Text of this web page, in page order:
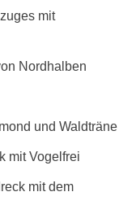
mit
Nordhalben
und Waldträne
mit Vogelfrei
mit dem